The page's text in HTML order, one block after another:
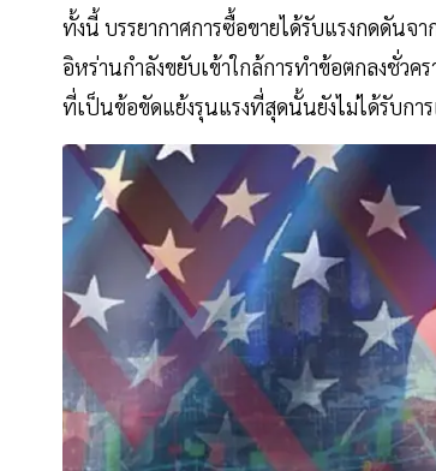
ทั้งนี้ บรรยากาศการซื้อขายได้รับแรงกดดันจ
อิหร่านกำลังขยับเข้าใกล้การทำข้อตกลงชั่ว
ที่เป็นข้อขัดแย้งรุนแรงที่สุดนั้นยังไม่ได้รับกา